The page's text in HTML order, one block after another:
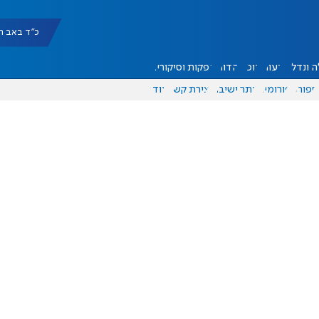
כ"ד באב תשפ"ו
ונדל"ן דעות אוכל יהדות הפקות וסיקורים
ספורט פורומים אתר ישיבה יצירת קשר עוד